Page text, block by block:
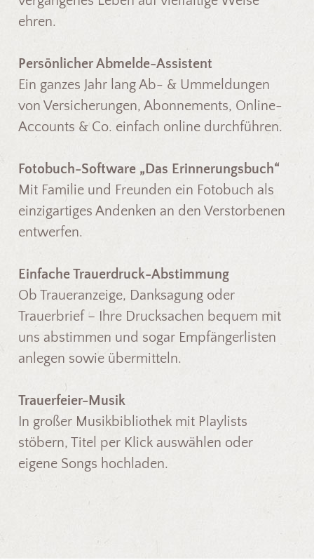
ehren.
Persönlicher Abmelde-Assistent
Ein ganzes Jahr lang Ab- & Ummeldungen
von Versicherungen, Abonnements, Online-
Accounts & Co. einfach online durchführen.
Fotobuch-Software „Das Erinnerungsbuch“
Mit Familie und Freunden ein Fotobuch als
einzigartiges Andenken an den Verstorbenen
entwerfen.
Einfache Trauerdruck-Abstimmung
Ob Traueranzeige, Danksagung oder
Trauerbrief – Ihre Drucksachen bequem mit
uns abstimmen und sogar Empfängerlisten
anlegen sowie übermitteln.
Trauerfeier-Musik
In großer Musikbibliothek mit Playlists
stöbern, Titel per Klick auswählen oder
eigene Songs hochladen.